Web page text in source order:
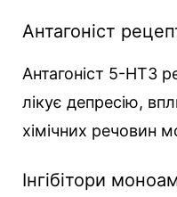
Антагоніст
Антагоніст 5-HT3
лікує депресію,
хімічних речовин
Інгібітори